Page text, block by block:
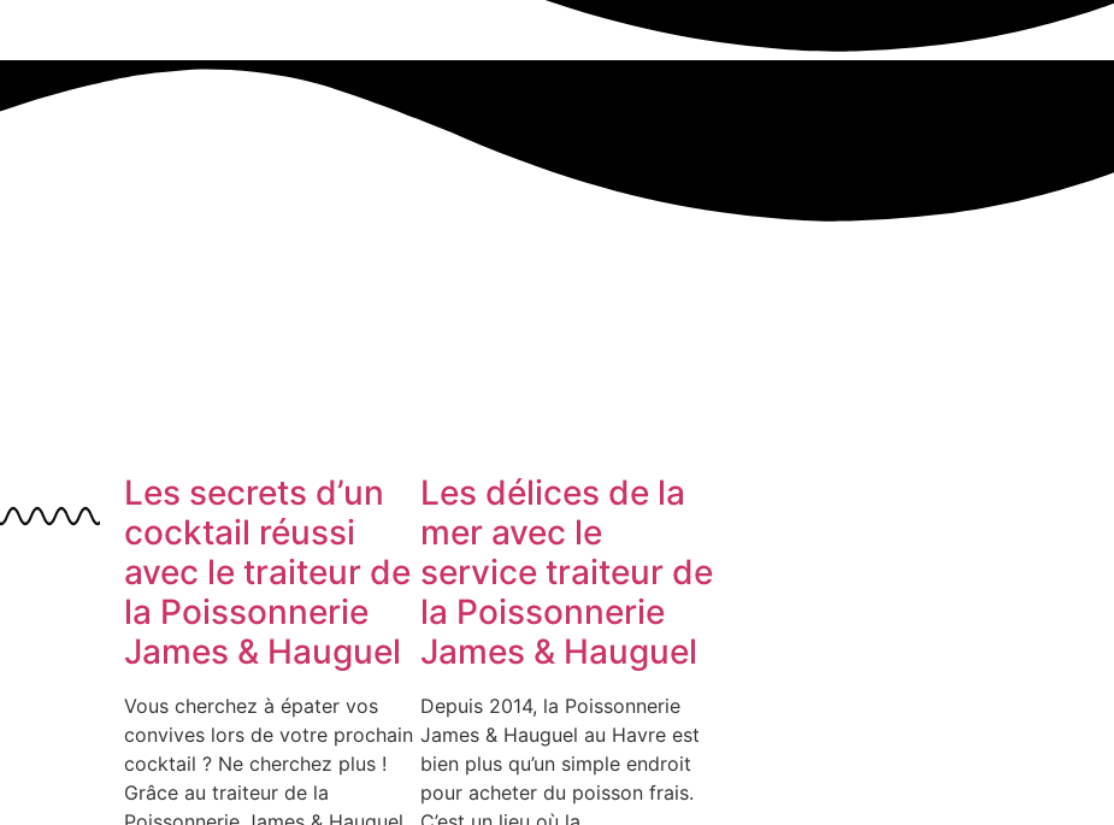
Les secrets d’un
cocktail réussi
avec le traiteur de
la Poissonnerie
James & Hauguel
Vous cherchez à épater vos
convives lors de votre prochain
cocktail ? Ne cherchez plus !
Grâce au traiteur de la
Les délices de la
mer avec le
service traiteur de
la Poissonnerie
James & Hauguel
Depuis 2014, la Poissonnerie
James & Hauguel au Havre est
bien plus qu’un simple endroit
pour acheter du poisson frais.